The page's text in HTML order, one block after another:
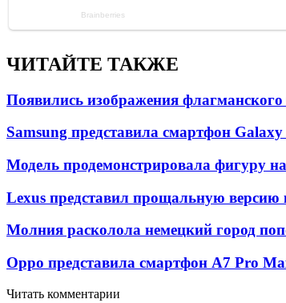
ЧИТАЙТЕ ТАКЖЕ
Появились изображения
Samsung представила смартфон
Модель продемонстрировала фигуру
Lexus представил прощальную версию
Молния расколола немецкий город
Oppo представила смартфон A7 Pro
Читать комментарии